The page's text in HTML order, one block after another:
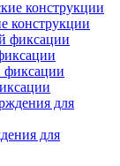
конструкции
для